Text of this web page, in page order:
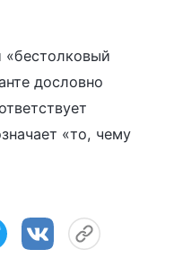
«бестолковый
дословно
«то, чему